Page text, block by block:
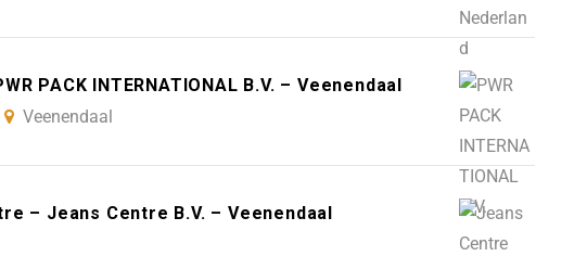
PACK INTERNATIONAL B.V. – Veenendaal
Veenendaal
– Jeans Centre B.V. – Veenendaal